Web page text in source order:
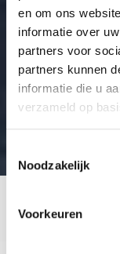
en om ons
informatie over
partners voor
partners kunnen
informatie die u
verzameld op
Noodzakelijk
Voorkeuren